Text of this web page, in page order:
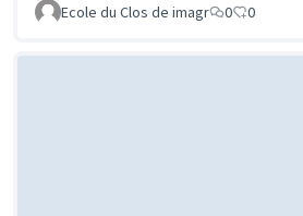
Ecole du Clos de imagr
0 0